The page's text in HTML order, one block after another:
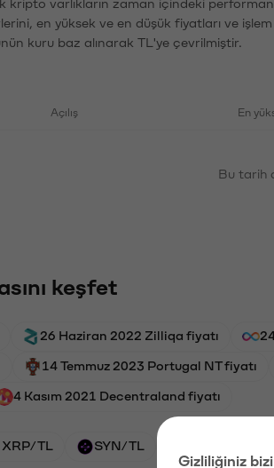
en yüksek ve en düşük fiyatları ve
kuru baz alınarak TL'ye çevrilmiştir.
Açılış En
Bu tarih
keşfet
26 Haziran 2022 Zilliqa fiyatı
14 Temmuz 2023 Portugal NT fiyatı
4 Kasım 2021 Decentraland fiyatı
XRP/TL SYN/TL
Gizliliğiniz